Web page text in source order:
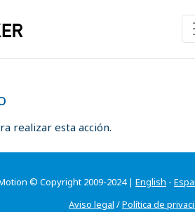
realizar esta acción.
© Copyright 2009-2024 | English -
Aviso legal /Política de